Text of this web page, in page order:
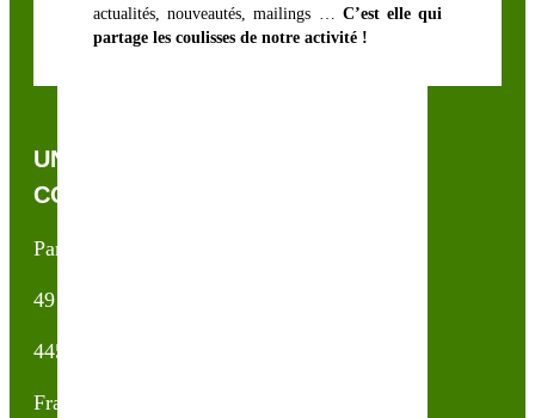
actualités, nouveautés, mailings … C’est elle qui
partage les coulisses de notre activité !
UNE QUESTION, UN CONSEIL ?
CONTACTEZ-NOUS !
Partner & Co SAS
49 avenue du Général de Gaulle
44500 La Baule Escoublac
France